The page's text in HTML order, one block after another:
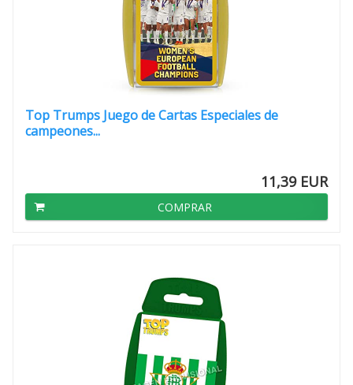
Top Trumps Juego de Cartas Especiales de
campeones...
11,39 EUR
COMPRAR